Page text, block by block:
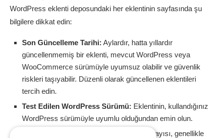
WordPress eklenti deposundaki her eklentinin sayfasında şu
bilgilere dikkat edin:
Son Güncelleme Tarihi: Aylardır, hatta yıllardır
güncellenmemiş bir eklenti, mevcut WordPress veya
WooCommerce sürümüyle uyumsuz olabilir ve güvenlik
riskleri taşıyabilir. Düzenli olarak güncellenen eklentileri
tercih edin.
Test Edilen WordPress Sürümü: Eklentinin, kullandığınız
WordPress sürümüyle uyumlu olduğundan emin olun.
Yüksek kurulum sayısı, genellikle